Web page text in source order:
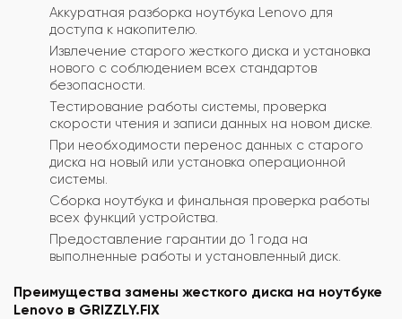
Аккуратная разборка ноутбука Lenovo для
доступа к накопителю.
Извлечение старого жесткого диска и установка
нового с соблюдением всех стандартов
безопасности.
Тестирование работы системы, проверка
скорости чтения и записи данных на новом диске.
При необходимости перенос данных с старого
диска на новый или установка операционной
системы.
Сборка ноутбука и финальная проверка работы
всех функций устройства.
Предоставление гарантии до 1 года на
выполненные работы и установленный диск.
Преимущества замены жесткого диска на ноутбуке
Lenovo в GRIZZLY.FIX